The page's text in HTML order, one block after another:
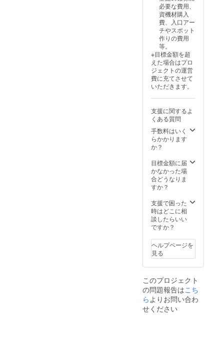
感動が
ありま
す。大
切な方
への贈
りもの
に！自
分への
ご褒美
に！ぜ
ひ、一
度お任
せして
みてく
ださい♪
〜店舗
の詳
細〜 所
0847 京
都府京
都市上
原町今
出川西
入312-
2
075-
1187 営
業時
間：
10:00
～
20:00
休業
可能性
がござ
いま
す。ご
来店の
際は必
ず事前
にお電
話でご
確認を
お願い
いたし
ます。
・有効
期間：
2025年
6月1
日〜
までの1
年間
通費に
ついて
は支援
者様各
自にて
ご負担
となり
ます。
（自家
用車で
お越し
の際は
駐車場
を無償
にてご
利用い
ただけ
ます）
ファン
ディン
グ終了
関する
規定や
詳細を
個別
にてご
案内さ
せてい
ただき
は、繁
忙期を
避け、
かつ、
過ごし
時期で
設定し
ており
ます
が、日
時の決
いては
個別ご
希望を
伺い、
希望に
沿って
ご案内
ており
ます。
・場
所：京
京区
梅ヶ畑
西ノ畑
町12-1
※ ❶ア
ウトド
アクッ
ズや飲
食物の
ます。
護寺へ
の参道
へつな
がる一
本道の
ため人
目に触
れる回
数が多
い位置
となり
横並び
で五十
音順で
の掲載
となり
※看板設
置でき
次第、
お名前
日から1
年間
(365日
間）掲
約束さ
せてい
ただき
必要な費用、
資機材購入
費、入口アー
チやスポット
作りの費用
等。
※目標金額を超
えた場合はプロ
ジェクトの運営
費に充てさせて
いただきます。
支援に関するよ
くある質問
手数料はいく
らかかります
か？
目標金額に届
かなかった場
合どうなりま
すか？
支援で困った
時はどこに相
談したらいい
ですか？
ヘルプページを
見る
このプロジェクト
の問題報告はこち
ら よりお問い合わ
せください